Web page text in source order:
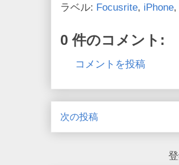
ラベル: Focusrite, iPhone,
0 件のコメント:
コメントを投稿
次の投稿